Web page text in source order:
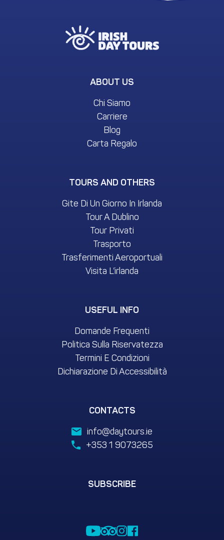
ABOUT US
Chi Siamo
Carriere
Blog
Carta Regalo
TOURS AND OTHERS
Gite Di Un Giorno In Irlanda
Tour A Dublino
Tour Privati
Trasporto
Trasferimenti Aeroportuali
Visita L’irlanda
USEFUL INFO
Domande Frequenti
Politica Sulla Riservatezza
Termini E Condizioni
Dichiarazione Di Accessibilità
CONTACTS
info@daytours.ie
+353 1 9073265
SUBSCRIBE